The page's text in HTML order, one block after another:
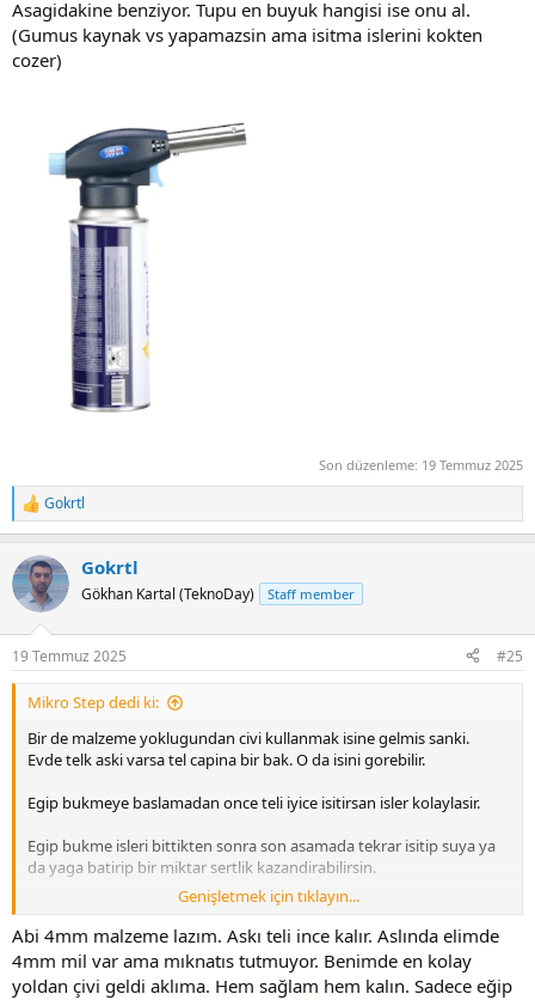
Asagidakine benziyor. Tupu en buyuk hangisi ise onu al.
(Gumus kaynak vs yapamazsin ama isitma islerini kokten
cozer)
Son düzenleme: 19 Temmuz 2025
R
e
c
t
i
s
:
Gokrtl
Gokrtl
Gökhan Kartal (TeknoDay) Staff member
19 Temmuz 2025 #25
Mikro Step dedi ki:
Bir de malzeme yoklugundan civi kullanmak isine gelmis sanki.
Evde telk aski varsa tel capina bir bak. O da isini gorebilir.
Egip bukmeye baslamadan once teli iyice isitirsan isler kolaylasir.
Egip bukme isleri bittikten sonra son asamada tekrar isitip suya ya
da yaga batirip bir miktar sertlik kazandirabilirsin.
Civi basi gibi genis bolge gerekirse vida pullarini tele gecirip
ardindan lehimleyebilirsin. gerisi bir iki egelemeye bakar.
Genişletmek için tıklayın...
Abi 4mm malzeme lazım. Askı teli ince kalır. Aslında elimde
4mm mil var ama mıknatıs tutmuyor. Benimde en kolay
yoldan çivi geldi aklıma. Hem sağlam hem kalın. Sadece eğip